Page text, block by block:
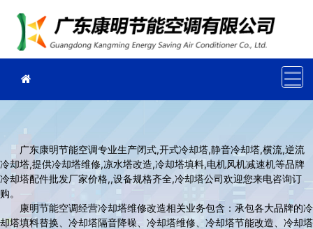
广东康明节能空调专业生产闭式,开式冷却塔,静音冷却塔,横流,逆流
冷却塔,提供冷却塔维修,凉水塔改造,冷却塔填料,电机风机减速机等品牌
冷却塔配件批发厂家价格,,设备规格齐全,冷却塔公司欢迎您来电咨询订
购。
康明节能空调经营冷却塔维修改造相关业务包含：承包各大品牌的冷
却塔填料替换、冷却塔隔音降噪、冷却塔维修、冷却塔节能改造、冷却塔